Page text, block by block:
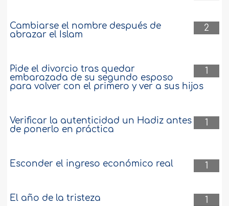
2
Cambiarse el nombre después de
abrazar el Islam
1
Pide el divorcio tras quedar
embarazada de su segundo esposo
para volver con el primero y ver a sus hijos
1
Verificar la autenticidad un Hadiz antes
de ponerlo en práctica
1
Esconder el ingreso económico real
1
El año de la tristeza